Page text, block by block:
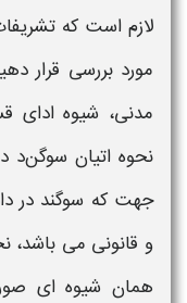
لازم است که
مدنی، شیوه ادای
نحوه اتیان سوگند
جهت که سوگند در
و قانونی می باشد،
همان شیوه ای